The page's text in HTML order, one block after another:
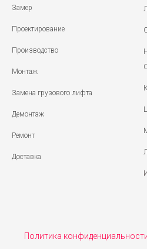
Замер
Проектирование
Производство
Монтаж
Замена грузового лифта
Демонтаж
Ремонт
Доставка
Политика